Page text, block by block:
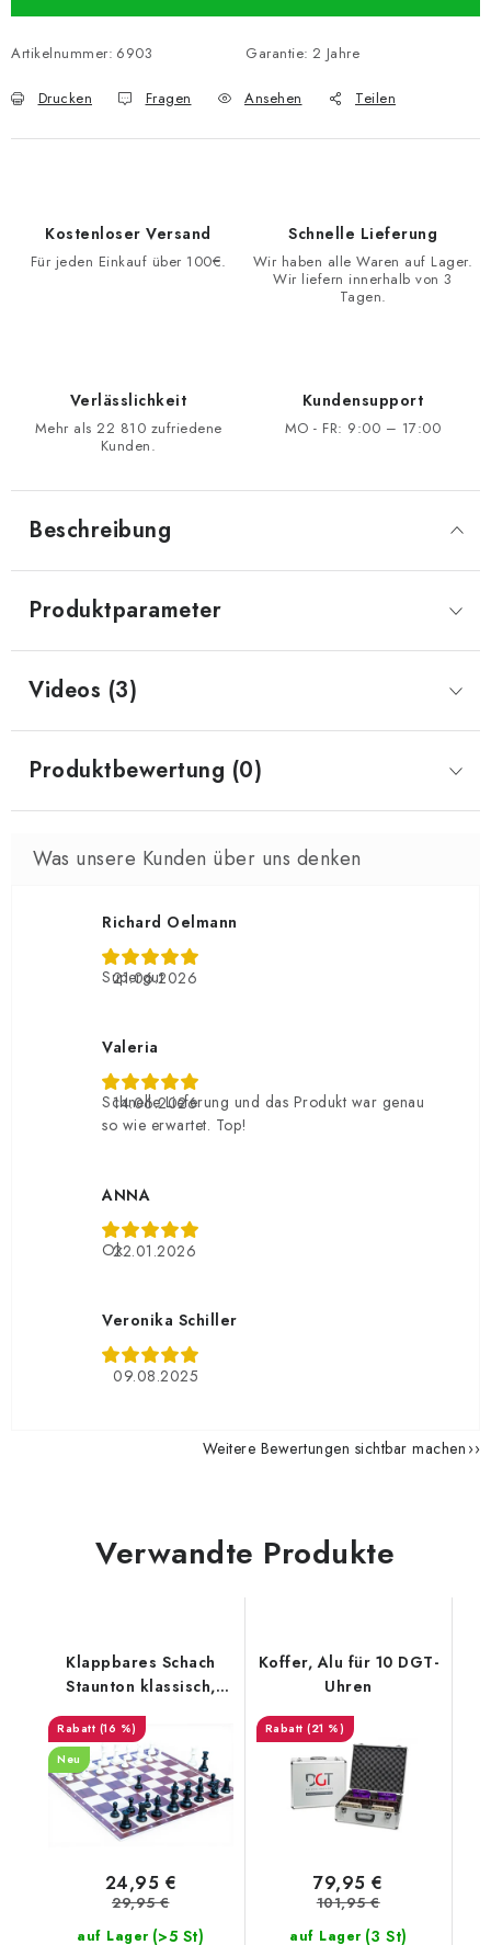
Artikelnummer: 6903 Garantie: 2 Jahre
Drucken Fragen Ansehen Teilen
Kostenloser Versand
Für jeden Einkauf über 100€.
Schnelle Lieferung
Wir haben alle Waren auf Lager.
Wir liefern innerhalb von 3
Tagen.
Verlässlichkeit
Mehr als 22 810 zufriedene
Kunden.
Kundensupport
MO - FR: 9:00 – 17:00
Beschreibung
Produktparameter
Videos (3)
Produktbewertung (0)
Richard Oelmann
21.06.2026
Supergut
Valeria
14.06.2026
Schnelle Lieferung und das Produkt war genau
so wie erwartet. Top!
ANNA
22.01.2026
Ok
Veronika Schiller
09.08.2025
Weitere Bewertungen sichtbar machen
Verwandte Produkte
Klappbares Schach
Staunton klassisch,
groß
(16 %)
Neu
auf Lager (>5 St)
24,95 €
29,95 €
Koffer, Alu für 10 DGT-
Uhren
(21 %)
auf Lager (3 St)
79,95 €
101,95 €